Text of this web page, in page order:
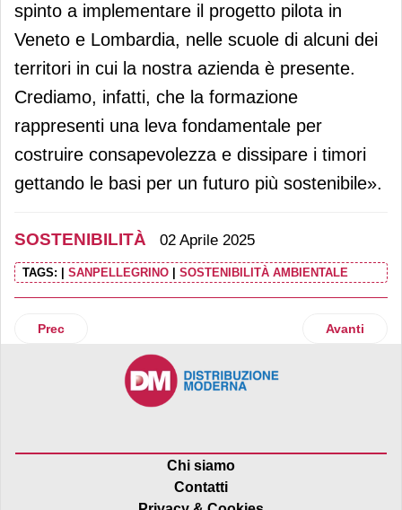
spinto a implementare il progetto pilota in
Veneto e Lombardia, nelle scuole di alcuni dei
territori in cui la nostra azienda è presente.
Crediamo, infatti, che la formazione
rappresenti una leva fondamentale per
costruire consapevolezza e dissipare i timori
gettando le basi per un futuro più sostenibile».
SOSTENIBILITÀ 02 Aprile 2025
TAGS: SANPELLEGRINO SOSTENIBILITÀ AMBIENTALE
Articolo precedente: Lidl rinnova l'impegno nella
Prec Articolo
Avanti
Chi siamo
Contatti